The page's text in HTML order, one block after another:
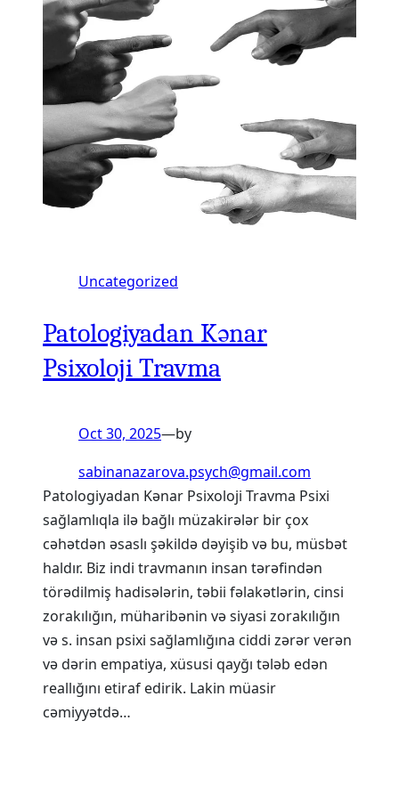
Uncategorized
Patologiyadan Kənar
Psixoloji Travma
Oct 30, 2025—by
sabinanazarova.psych@gmail.com
Patologiyadan Kənar Psixoloji Travma Psixi
sağlamlıqla ilə bağlı müzakirələr bir çox
cəhətdən əsaslı şəkildə dəyişib və bu, müsbət
haldır. Biz indi travmanın insan tərəfindən
törədilmiş hadisələrin, təbii fəlakətlərin, cinsi
zorakılığın, müharibənin və siyasi zorakılığın
və s. insan psixi sağlamlığına ciddi zərər verən
və dərin empatiya, xüsusi qayğı tələb edən
reallığını etiraf edirik. Lakin müasir
cəmiyyətdə…